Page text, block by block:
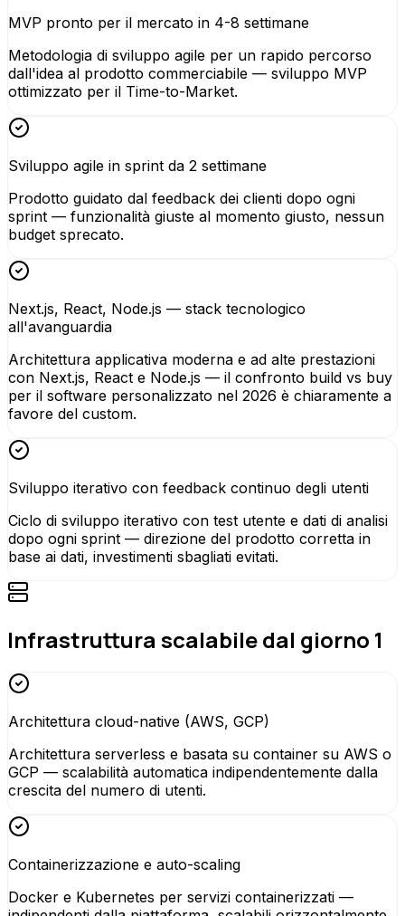
MVP pronto per il mercato in 4-8 settimane
Metodologia di sviluppo agile per un rapido percorso
dall'idea al prodotto commerciabile — sviluppo MVP
ottimizzato per il Time-to-Market.
Sviluppo agile in sprint da 2 settimane
Prodotto guidato dal feedback dei clienti dopo ogni
sprint — funzionalità giuste al momento giusto, nessun
budget sprecato.
Next.js, React, Node.js — stack tecnologico
all'avanguardia
Architettura applicativa moderna e ad alte prestazioni
con Next.js, React e Node.js — il confronto build vs buy
per il software personalizzato nel 2026 è chiaramente a
favore del custom.
Sviluppo iterativo con feedback continuo degli utenti
Ciclo di sviluppo iterativo con test utente e dati di analisi
dopo ogni sprint — direzione del prodotto corretta in
base ai dati, investimenti sbagliati evitati.
Infrastruttura scalabile dal giorno 1
Architettura cloud-native (AWS, GCP)
Architettura serverless e basata su container su AWS o
GCP — scalabilità automatica indipendentemente dalla
crescita del numero di utenti.
Containerizzazione e auto-scaling
Docker e Kubernetes per servizi containerizzati —